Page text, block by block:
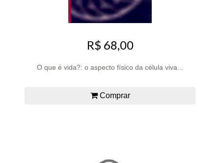
R$ 68,00
O que é vida?: o aspecto físico da célula viva...
Comprar